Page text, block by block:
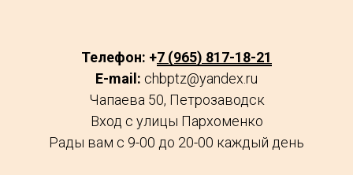
Телефон: +7 (965) 817-18-21
E-mail: chbptz@yandex.ru
Чапаева 50, Петрозаводск
Вход с улицы Пархоменко
Рады вам с 9-00 до 20-00 каждый день